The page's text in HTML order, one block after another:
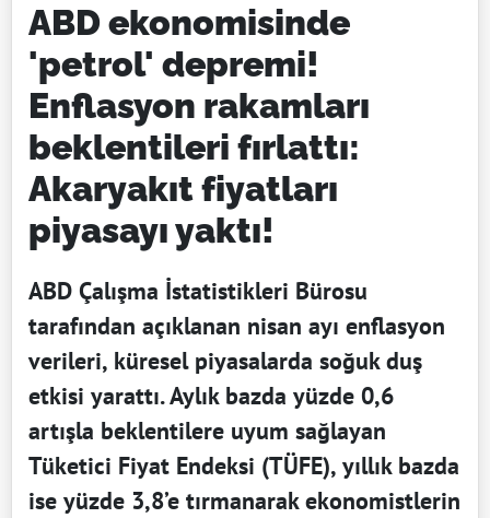
ABD ekonomisinde
'petrol' depremi!
Enflasyon rakamları
beklentileri fırlattı:
Akaryakıt fiyatları
piyasayı yaktı!
ABD Çalışma İstatistikleri Bürosu
tarafından açıklanan nisan ayı enflasyon
verileri, küresel piyasalarda soğuk duş
etkisi yarattı. Aylık bazda yüzde 0,6
artışla beklentilere uyum sağlayan
Tüketici Fiyat Endeksi (TÜFE), yıllık bazda
ise yüzde 3,8’e tırmanarak ekonomistlerin